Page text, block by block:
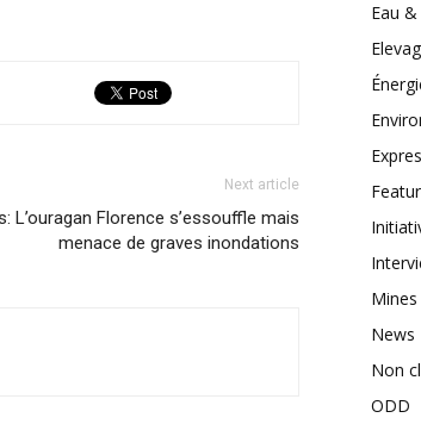
Next article
L’ouragan Florence s’essouffle mais
menace de graves inondations
Eau
Mines
News
Non
ODD